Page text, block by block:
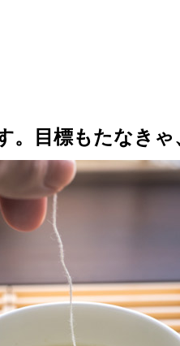
。目標もたなきゃ